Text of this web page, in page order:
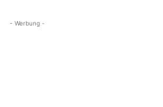
- Werbung -